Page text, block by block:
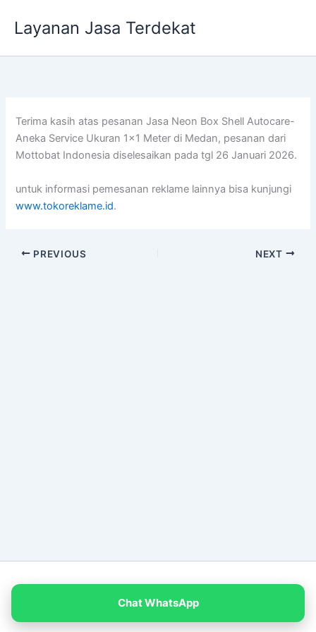
Layanan Jasa Terdekat
Terima kasih atas pesanan Jasa Neon Box Shell Autocare-
Aneka Service Ukuran 1×1 Meter di Medan, pesanan dari
Mottobat Indonesia diselesaikan pada tgl 26 Januari 2026.
untuk informasi pemesanan reklame lainnya bisa kunjungi
www.tokoreklame.id.
PREVIOUS NEXT
Chat WhatsApp